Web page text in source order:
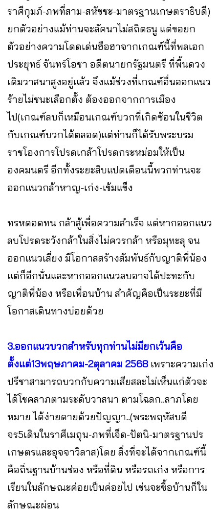
ราศีกุมภ์-ภพที่สาม-สหัชชะ-มาตรฐานเกษตราธิบดี)
ยกตัวอย่างแม้ท่านจะลัคนาไม่สถิตธนู แต่ขอยก
ตัวอย่างความโดดเด่นฮือฮาจากเกณฑ์นี้ที่พลเอก
ประยุทธ์ จันทร์โอชา อดีตนายกรัฐมนตรี ที่พื้นดวง
เดิมวาสนาสูงอยู่แล้ว จึงแม้ช่วงที่เกณฑ์อื่นออกแนว
ร้ายไม่ชนะเลือกตั้ง ต้องออกจากการเมือง
ไป(เกณฑ์ลบก็เหมือนเกณฑ์บวกที่เกิดซ้อนในชีวิต
กับเกณฑ์บวกได้ตลอด)แต่ท่านก็ได้รับพระบรม
ราชโองการโปรดเกล้าโปรดกระหม่อมให้เป็น
องคมนตรี อีกทั้งระยะสิบแปดเดือนนี้พวกท่านจะ
ออกแนวกล้าหาญ-เก่ง-เข้มแข็ง
ทรหดอดทน กล้าสู้เพื่อความสำเร็จ แต่หากออกแนว
ลบโปรดระวังกล้าในสิ่งไม่ควรกล้า หรือมุทะลุ จน
ออกแนวเสี่ยง มีโอกาสสร้างสัมพันธ์กับญาติพี่น้อง
แต่ก็อีกนั่นและหากออกแนวลบอาจได้ปะทะกับ
ญาติพี่น้อง หรือเพื่อนบ้าน สำคัญคือเป็นระยะที่มี
โอกาสเดินทางบ่อยด้วย
3.ออกแนวบวกสำหรับทุกท่านไม่มียกเว้นคือ
ตั้งแต่13พฤษภาคม-2ตุลาคม 2568 เพราะความเก่ง
ปรีชาสามารถบวกกับความเสียสละไม่เห็นแก่ตัวจะ
ได้โชคลาภตามระดับวาสนา ตามโฉลก..ลาภโดย
หมาย ได้ง่ายดายด้วยปัญญา..(พระพฤหัสบดี
จร5เดินในราศีเมถุน-ภพที่เจ็ด-ปัตนิ-มาตรฐานปร
เกษตรและอุจจาวิลาส)โดย สิ่งที่จะได้จากเกณฑ์นี้
คือถิ่นฐานบ้านช่อง หรือที่ดิน หรือรถเก่ง หรือการ
เรียนในลักษณะค่อยเป็นค่อยไป เช่นจะซื้อบ้านก็ใน
ลักษณะผ่อน